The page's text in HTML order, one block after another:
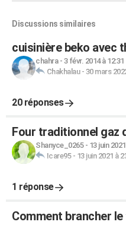
Discussions similaires
cuisinière beko avec
chahra- 3 févr. 2014 à 12:31
Chakhalau- 30 mars
20 réponses
Four traditionnel gaz
Shanyce_0265- 13 juin
Icare95- 13 juin 2021 à
1 réponse
Comment brancher